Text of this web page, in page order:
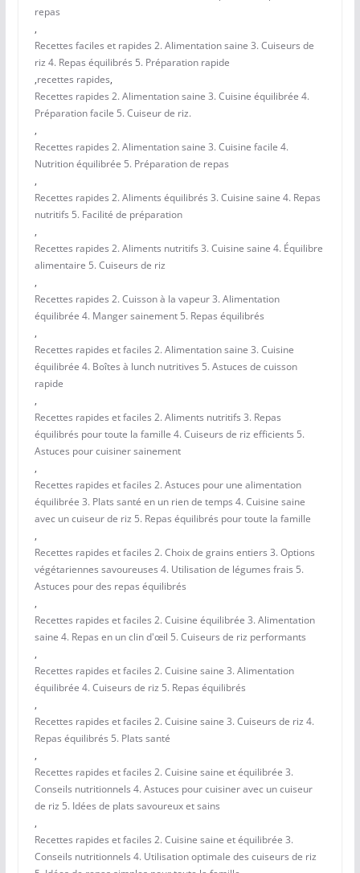
repas
,
Recettes faciles et rapides 2. Alimentation saine 3. Cuiseurs de
riz 4. Repas équilibrés 5. Préparation rapide
,recettes rapides,
Recettes rapides 2. Alimentation saine 3. Cuisine équilibrée 4.
Préparation facile 5. Cuiseur de riz.
,
Recettes rapides 2. Alimentation saine 3. Cuisine facile 4.
Nutrition équilibrée 5. Préparation de repas
,
Recettes rapides 2. Aliments équilibrés 3. Cuisine saine 4. Repas
nutritifs 5. Facilité de préparation
,
Recettes rapides 2. Aliments nutritifs 3. Cuisine saine 4. Équilibre
alimentaire 5. Cuiseurs de riz
,
Recettes rapides 2. Cuisson à la vapeur 3. Alimentation
équilibrée 4. Manger sainement 5. Repas équilibrés
,
Recettes rapides et faciles 2. Alimentation saine 3. Cuisine
équilibrée 4. Boîtes à lunch nutritives 5. Astuces de cuisson
rapide
,
Recettes rapides et faciles 2. Aliments nutritifs 3. Repas
équilibrés pour toute la famille 4. Cuiseurs de riz efficients 5.
Astuces pour cuisiner sainement
,
Recettes rapides et faciles 2. Astuces pour une alimentation
équilibrée 3. Plats santé en un rien de temps 4. Cuisine saine
avec un cuiseur de riz 5. Repas équilibrés pour toute la famille
,
Recettes rapides et faciles 2. Choix de grains entiers 3. Options
végétariennes savoureuses 4. Utilisation de légumes frais 5.
Astuces pour des repas équilibrés
,
Recettes rapides et faciles 2. Cuisine équilibrée 3. Alimentation
saine 4. Repas en un clin d'œil 5. Cuiseurs de riz performants
,
Recettes rapides et faciles 2. Cuisine saine 3. Alimentation
équilibrée 4. Cuiseurs de riz 5. Repas équilibrés
,
Recettes rapides et faciles 2. Cuisine saine 3. Cuiseurs de riz 4.
Repas équilibrés 5. Plats santé
,
Recettes rapides et faciles 2. Cuisine saine et équilibrée 3.
Conseils nutritionnels 4. Astuces pour cuisiner avec un cuiseur
de riz 5. Idées de plats savoureux et sains
,
Recettes rapides et faciles 2. Cuisine saine et équilibrée 3.
Conseils nutritionnels 4. Utilisation optimale des cuiseurs de riz